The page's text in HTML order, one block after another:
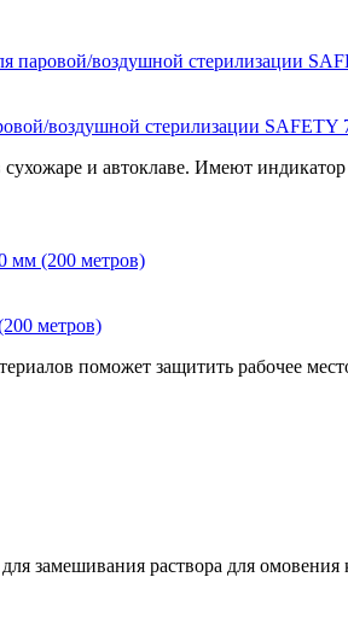
воздушной стерилизации SAFETY
и автоклаве. Имеют индикатор
метров)
поможет защитить рабочее
замешивания раствора для